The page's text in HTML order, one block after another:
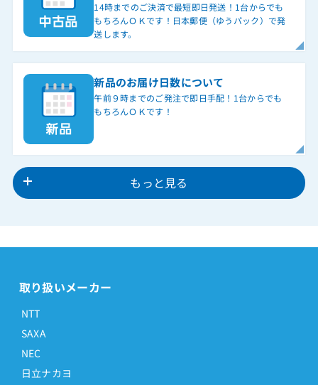
14時までのご決済で最短即日発送！1台からでも
もちろんＯＫです！日本郵便（ゆうパック）で発
送します。
新品のお届け日数について
午前９時までのご発注で即日手配！1台からでも
もちろんＯＫです！
もっと見る
取り扱いメーカー
NTT
SAXA
NEC
日立ナカヨ